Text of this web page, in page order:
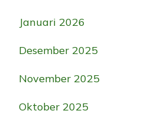
Januari 2026
Desember 2025
November 2025
Oktober 2025